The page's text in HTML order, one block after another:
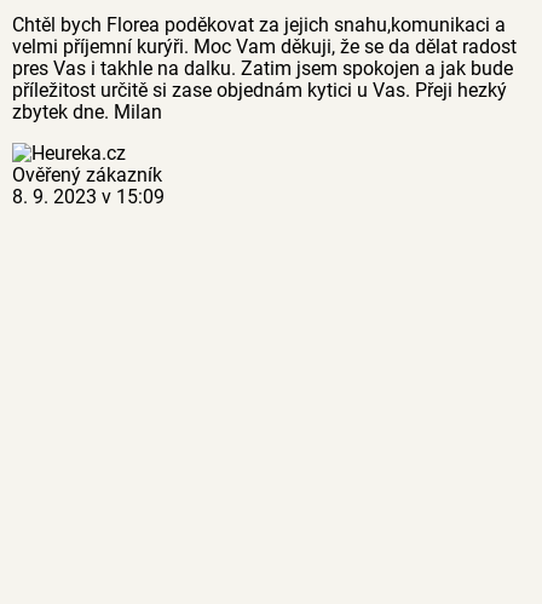
Chtěl bych Florea poděkovat za jejich snahu,komunikaci a
velmi příjemní kurýři. Moc Vam děkuji, že se da dělat radost
pres Vas i takhle na dalku. Zatim jsem spokojen a jak bude
příležitost určitě si zase objednám kytici u Vas. Přeji hezký
zbytek dne. Milan
Ověřený zákazník
8. 9. 2023 v 15:09